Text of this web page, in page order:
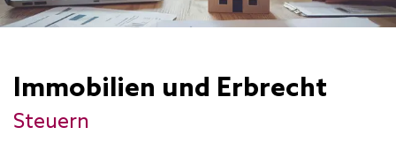
Immobilien und Erbrecht
Steuern